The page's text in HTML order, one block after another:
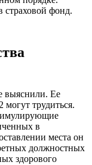
страховой фонд.
выяснили. Ее
могут трудиться.
в
места он
должностных
здорового